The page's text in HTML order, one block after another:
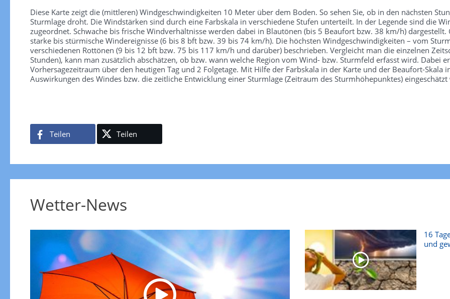
Diese Karte zeigt die (mittleren) Windgeschwindigkeiten 10 Meter über dem Boden. So sehen Sie, ob in den nächsten
Sturmlage droht. Die Windstärken sind durch eine Farbskala in verschiedene Stufen unterteilt. In der Legende sind die
zugeordnet. Schwache bis frische Windverhältnisse werden dabei in Blautönen (bis 5 Beaufort bzw. 38 km/h) dargestellt.
starke bis stürmische Windereignisse (6 bis 8 bft bzw. 39 bis 74 km/h). Die höchsten Windgeschwindigkeiten – vom
verschiedenen Rottönen (9 bis 12 bft bzw. 75 bis 117 km/h und darüber) beschrieben. Vergleicht man die einzelnen
Stunden), kann man zusätzlich abschätzen, ob bzw. wann welche Region vom Wind- bzw. Sturmfeld erfasst wird. Dabei
Vorhersagezeitraum über den heutigen Tag und 2 Folgetage. Mit Hilfe der Farbskala in der Karte und der Beaufort-Skala
Auswirkungen des Windes bzw. die zeitliche Entwicklung einer Sturmlage (Zeitraum des Sturmhöhepunktes) eingeschätzt
Teilen Teilen
Wetter-News
16
und